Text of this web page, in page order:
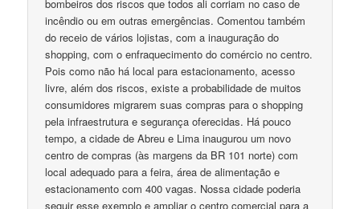
bombeiros dos riscos que todos ali corriam no caso de
incêndio ou em outras emergências. Comentou também
do receio de vários lojistas, com a inauguração do
shopping, com o enfraquecimento do comércio no centro.
Pois como não há local para estacionamento, acesso
livre, além dos riscos, existe a probabilidade de muitos
consumidores migrarem suas compras para o shopping
pela infraestrutura e segurança oferecidas. Há pouco
tempo, a cidade de Abreu e Lima inaugurou um novo
centro de compras (às margens da BR 101 norte) com
local adequado para a feira, área de alimentação e
estacionamento com 400 vagas. Nossa cidade poderia
seguir esse exemplo e ampliar o centro comercial para a